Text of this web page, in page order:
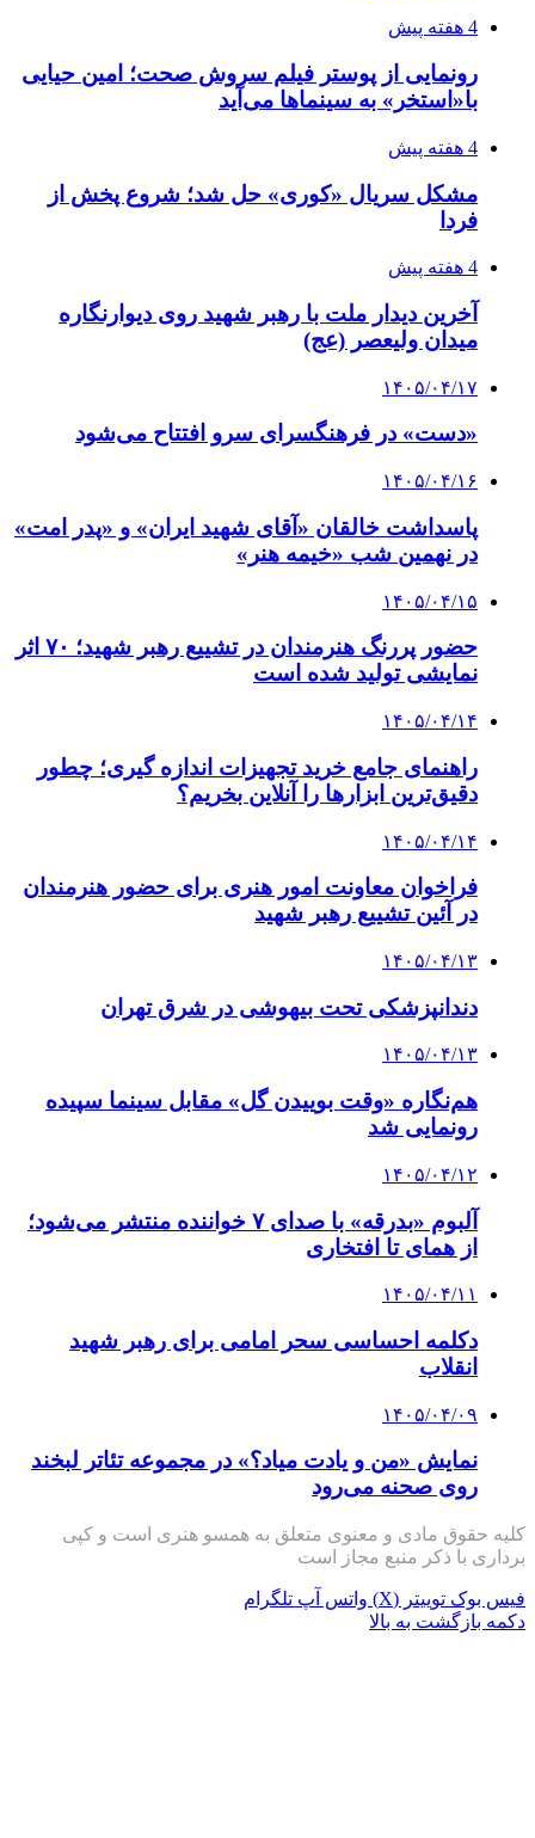
4 هفته پیش
رونمایی از پوستر فیلم سروش صحت؛ امین حیایی
با«استخر» به سینماها می‌آید
4 هفته پیش
مشکل سریال «کوری» حل شد؛ شروع پخش از
فردا
4 هفته پیش
آخرین دیدار ملت با رهبر شهید روی دیوارنگاره
میدان ولیعصر (عج)
۱۴۰۵/۰۴/۱۷
«دست» در فرهنگسرای سرو افتتاح می‌شود
۱۴۰۵/۰۴/۱۶
پاسداشت خالقان «آقای شهید ایران» و «پدر امت»
در نهمین شب «خیمه هنر»
۱۴۰۵/۰۴/۱۵
حضور پررنگ هنرمندان در تشییع رهبر شهید؛ ۷۰ اثر
نمایشی تولید شده است
۱۴۰۵/۰۴/۱۴
راهنمای جامع خرید تجهیزات اندازه گیری؛ چطور
دقیق‌ترین ابزارها را آنلاین بخریم؟
۱۴۰۵/۰۴/۱۴
فراخوان معاونت امور هنری برای حضور هنرمندان
در آئین تشییع رهبر شهید
۱۴۰۵/۰۴/۱۳
دندانپزشکی تحت بیهوشی در شرق تهران
۱۴۰۵/۰۴/۱۳
هم‌نگاره «وقت بوییدن گل» مقابل سینما سپیده
رونمایی شد
۱۴۰۵/۰۴/۱۲
آلبوم «بدرقه» با صدای ۷ خواننده منتشر می‌شود؛
از همای تا افتخاری
۱۴۰۵/۰۴/۱۱
دکلمه‌ احساسی سحر امامی برای رهبر شهید
انقلاب
۱۴۰۵/۰۴/۰۹
نمایش «من و یادت میاد؟» در مجموعه تئاتر لبخند
روی صحنه می‌رود
کلیه حقوق مادی و معنوی متعلق به همسو هنری است و کپی
برداری با ذکر منبع مجاز است
فیس بوک توییتر (X) واتس آپ تلگرام
دکمه بازگشت به بالا